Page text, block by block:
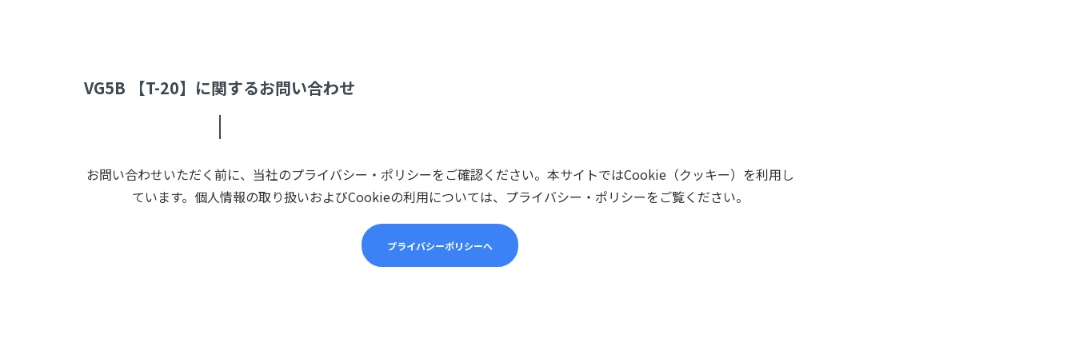
VG5B 【T-20】に関するお問い合わせ
お問い合わせいただく前に、当社のプライバシー・ポリシーをご確認ください。本サイトではCookie（クッキー）を利用し
ています。個人情報の取り扱いおよびCookieの利用については、プライバシー・ポリシーをご覧ください。
プライバシーポリシーへ